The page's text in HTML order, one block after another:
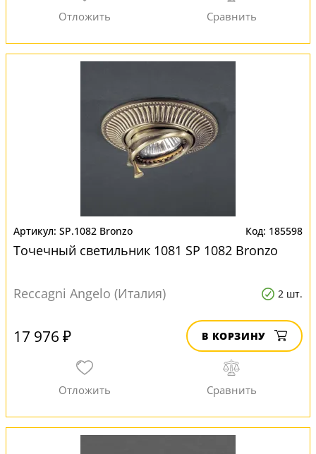
SP.1082 Bronzo 185598
Точечный светильник 1081 SP 1082 Bronzo
Reccagni Angelo (Италия) 2 шт.
17 976 ₽ В КОРЗИНУ